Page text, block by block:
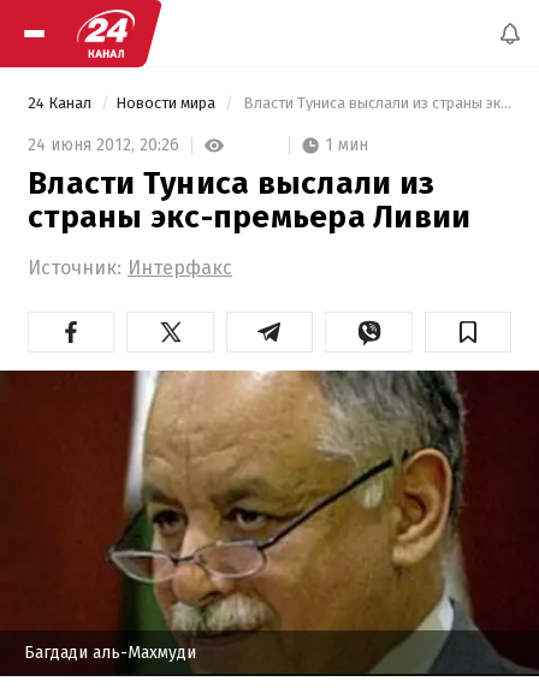
24 Канал Новости мира Власти Туниса выслали из страны экс-премьера Ливии
24 июня 2012, 20:26 1 мин
Власти Туниса выслали из
страны экс-премьера Ливии
Источник: Интерфакс
Багдади аль-Махмуди